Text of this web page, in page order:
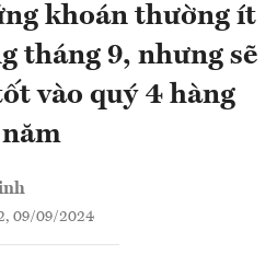
khoán thường ít
tháng 9, nhưng sẽ
vào quý 4 hàng
năm
09/09/2024